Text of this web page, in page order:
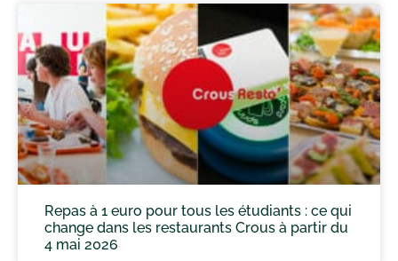
Repas à 1 euro pour tous les étudiants : ce qui
change dans les restaurants Crous à partir du
4 mai 2026